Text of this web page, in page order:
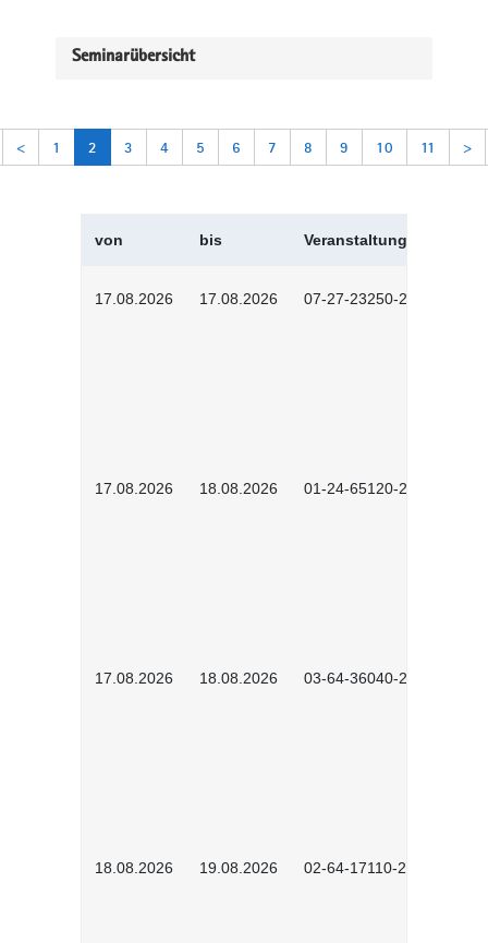
Seminarübersicht
< 1 2 3 4 5 6 7 8 9 10 11 >
von bis Veranstaltungskürzel
17.08.2026 17.08.2026 07-27-23250-2601
17.08.2026 18.08.2026 01-24-65120-2601
17.08.2026 18.08.2026 03-64-36040-2601
18.08.2026 19.08.2026 02-64-17110-2504